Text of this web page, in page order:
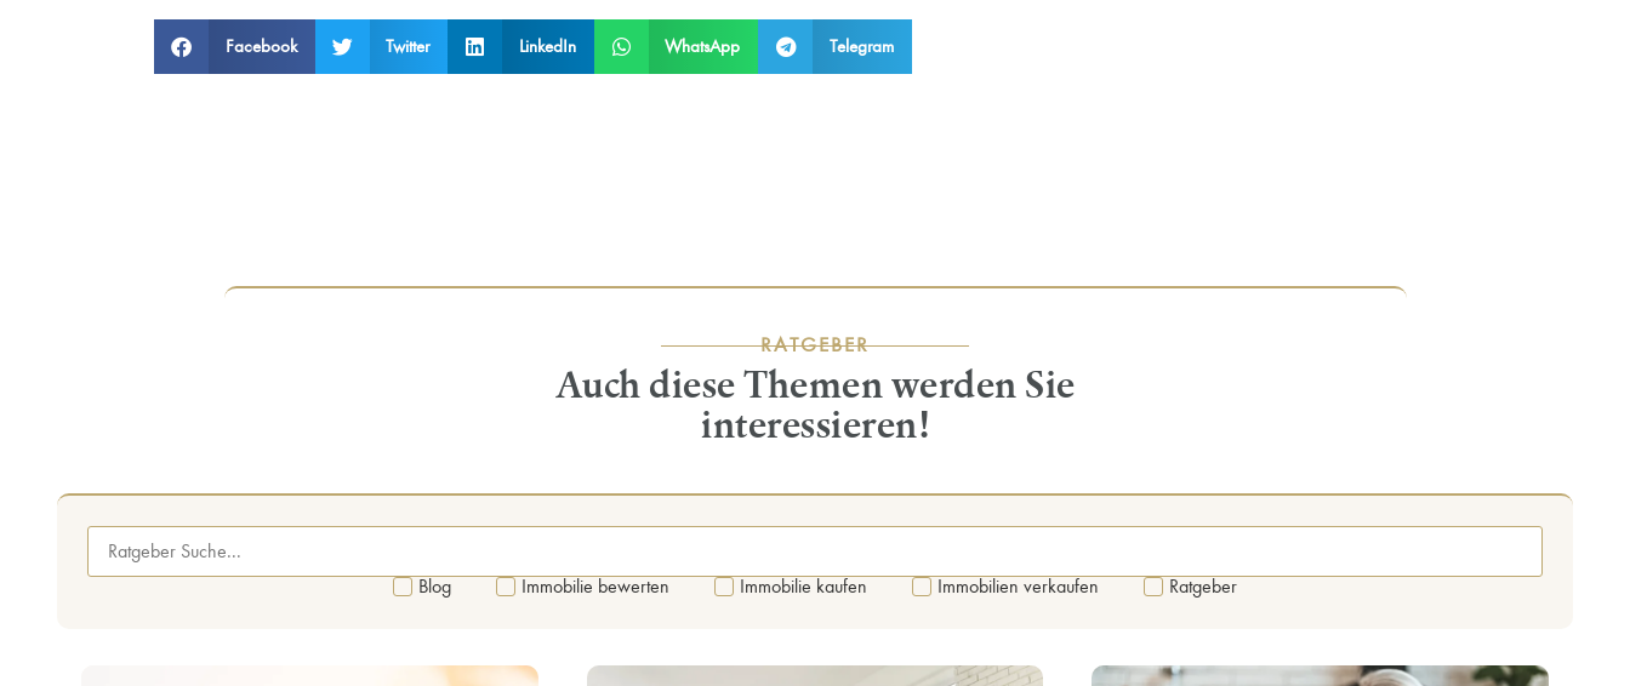
Facebook Twitter LinkedIn WhatsApp Telegram
RATGEBER
Auch diese Themen werden Sie
interessieren!
Blog Immobilie bewerten Immobilie kaufen Immobilien verkaufen Ratgeber